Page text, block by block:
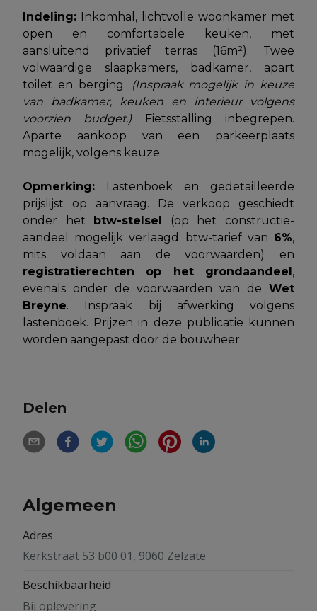
Indeling: Inkomhal, lichtvolle woonkamer met
open en comfortabele keuken, met
aansluitend privatief terras (16m²). Twee
volwaardige slaapkamers, badkamer, apart
toilet en berging. (Inspraak mogelijk in keuze
van badkamer, keuken en interieur volgens
voorzien budget.)Fietsstalling inbegrepen.
Aparte aankoop van een parkeerplaats
mogelijk, volgens keuze.
Opmerking: Lastenboek en gedetailleerde
prijslijst op aanvraag. De verkoop geschiedt
onder het btw-stelsel (op het constructie-
aandeel mogelijk verlaagd btw-tarief van 6%,
mits voldaan aan de voorwaarden) en
registratierechten op het grondaandeel,
evenals onder de voorwaarden van de Wet
Breyne. Inspraak bij afwerking volgens
lastenboek. Prijzen in deze publicatie kunnen
worden aangepast door de bouwheer.
Delen
Algemeen
Adres
Kerkstraat 53 b00 01, 9060 Zelzate
Beschikbaarheid
Bij oplevering